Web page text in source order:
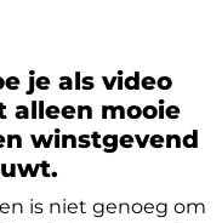
je als video
alleen mooie
winstgevend
is niet genoeg om